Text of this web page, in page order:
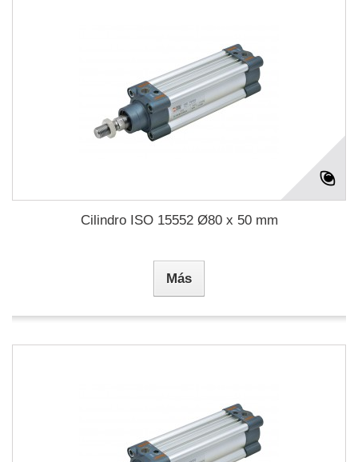
Cilindro ISO 15552 Ø80 x 50 mm
Más